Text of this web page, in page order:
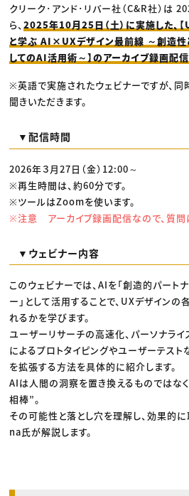
CREATIVE VILLAGEからのお知
プロフェッショナル×つな
クリーク･アンド･リバー社（C&R社）は
ら、2025年10月25日（土）に実施した
と学ぶ AI×UXデザイン最前線 ～創造性
してのAI活用術～】のアーカイブ録画配信
※英語で実施されたウェビナーですが、
聞きいただきます。
▼配信時間
2026年３月27日（金）12:00～
※再生時間は、約60分です。
※ツールはZoomを使います。
※注意 アーカイブ録画配信なので、質問
▼ウェビナー内容
このウェビナーでは、AIを「創造的パート
ー」として活用することで、UXデザイン
れるかを学びます。
ユーザーリサーチの高速化、パーソナラ
によるプロトタイピングやユーザーテス
を拡張する方法を具体的に紹介します。
AIは人間の洞察を置き換えるものではな
相棒”。
その可能性と落とし穴を理解し、効果的
na氏が解説します。